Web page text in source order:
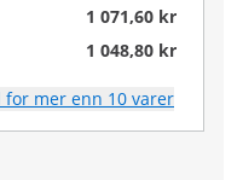
1 071,60 kr
1 048,80 kr
mer enn 10 varer